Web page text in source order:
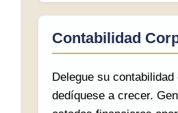
Contabilidad
Delegue su
dedíquese a crecer.